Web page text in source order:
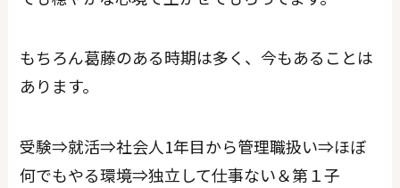
もちろん葛藤のある時期は多く、今もあることは
あります。
受験⇒就活⇒社会人1年目から管理職扱い⇒ほぼ
何でもやる環境⇒独立して仕事ない＆第１子